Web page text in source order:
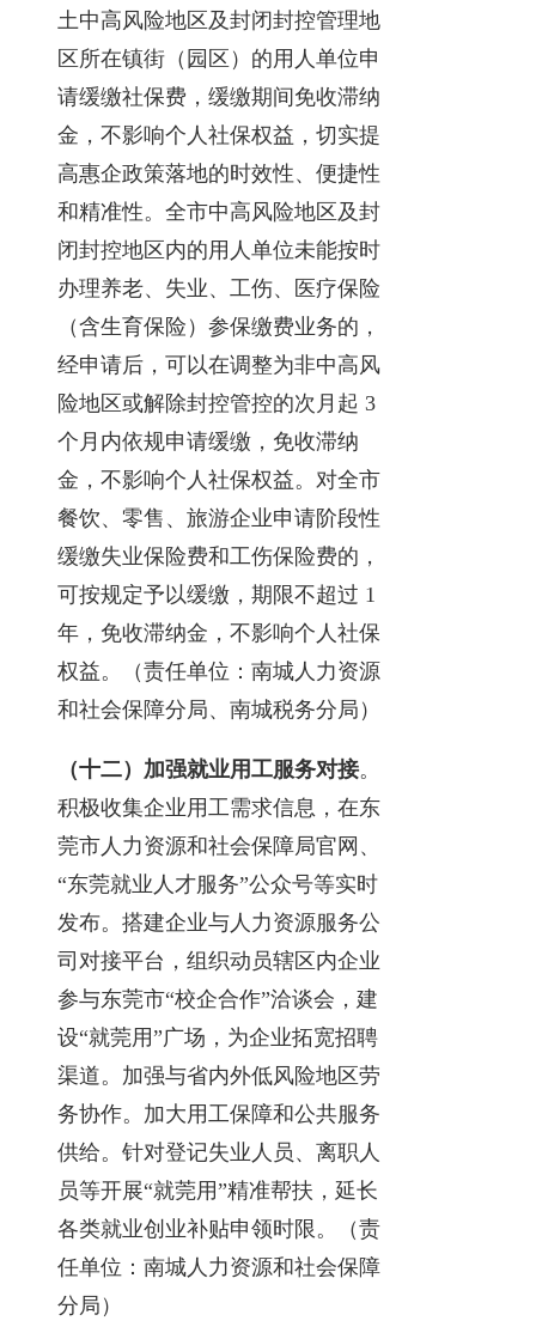
土中高风险地区及封闭封控管理地
区所在镇街（园区）的用人单位申
请缓缴社保费，缓缴期间免收滞纳
金，不影响个人社保权益，切实提
高惠企政策落地的时效性、便捷性
和精准性。全市中高风险地区及封
闭封控地区内的用人单位未能按时
办理养老、失业、工伤、医疗保险
（含生育保险）参保缴费业务的，
经申请后，可以在调整为非中高风
险地区或解除封控管控的次月起 3
个月内依规申请缓缴，免收滞纳
金，不影响个人社保权益。对全市
餐饮、零售、旅游企业申请阶段性
缓缴失业保险费和工伤保险费的，
可按规定予以缓缴，期限不超过 1
年，免收滞纳金，不影响个人社保
权益。（责任单位：南城人力资源
和社会保障分局、南城税务分局）
（十二）加强就业用工服务对接。
积极收集企业用工需求信息，在东
莞市人力资源和社会保障局官网、
“东莞就业人才服务”公众号等实时
发布。搭建企业与人力资源服务公
司对接平台，组织动员辖区内企业
参与东莞市“校企合作”洽谈会，建
设“就莞用”广场，为企业拓宽招聘
渠道。加强与省内外低风险地区劳
务协作。加大用工保障和公共服务
供给。针对登记失业人员、离职人
员等开展“就莞用”精准帮扶，延长
各类就业创业补贴申领时限。（责
任单位：南城人力资源和社会保障
分局）